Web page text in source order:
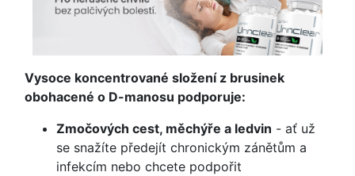
Vysoce koncentrované složení z brusinek
obohacené o D-manosu podporuje:
Zmočových cest, měchýře a ledvin - ať už
se snažíte předejít chronickým zánětům a
infekcím nebo chcete podpořit